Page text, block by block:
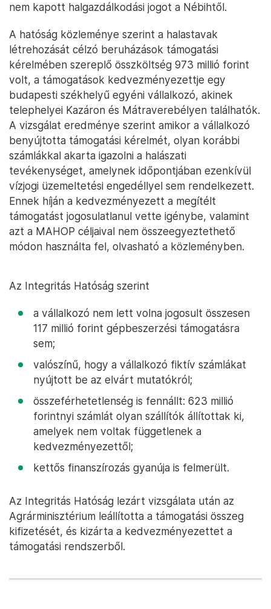
nem kapott halgazdálkodási jogot a Nébihtől.
A hatóság közleménye szerint a halastavak
létrehozását célzó beruházások támogatási
kérelmében szereplő összköltség 973 millió forint
volt, a támogatások kedvezményezettje egy
budapesti székhelyű egyéni vállalkozó, akinek
telephelyei Kazáron és Mátraverebélyen találhatók.
A vizsgálat eredménye szerint amikor a vállalkozó
benyújtotta támogatási kérelmét, olyan korábbi
számlákkal akarta igazolni a halászati
tevékenységet, amelynek időpontjában ezenkívül
vízjogi üzemeltetési engedéllyel sem rendelkezett.
Ennek híján a kedvezményezett a megítélt
támogatást jogosulatlanul vette igénybe, valamint
azt a MAHOP céljaival nem összeegyeztethető
módon használta fel, olvasható a közleményben.
Az Integritás Hatóság szerint
a vállalkozó nem lett volna jogosult összesen
117 millió forint gépbeszerzési támogatásra
sem;
valószínű, hogy a vállalkozó fiktív számlákat
nyújtott be az elvárt mutatókról;
összeférhetetlenség is fennállt: 623 millió
forintnyi számlát olyan szállítók állítottak ki,
amelyek nem voltak függetlenek a
kedvezményezettől;
kettős finanszírozás gyanúja is felmerült.
Az Integritás Hatóság lezárt vizsgálata után az
Agrárminisztérium leállította a támogatási összeg
kifizetését, és kizárta a kedvezményezettet a
támogatási rendszerből.